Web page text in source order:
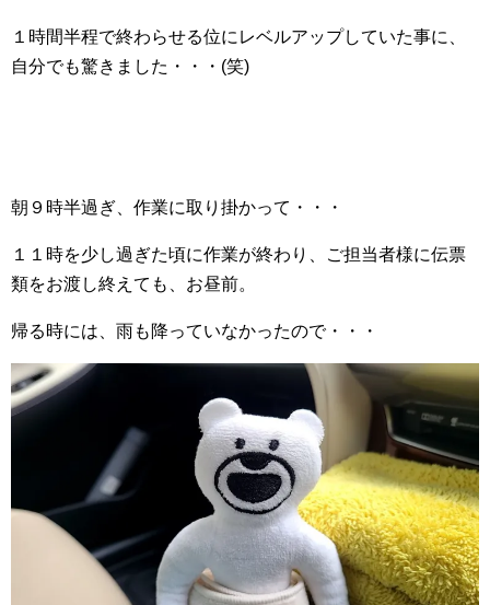
１時間半程で終わらせる位にレベルアップしていた事に、
自分でも驚きました・・・(笑)
朝９時半過ぎ、作業に取り掛かって・・・
１１時を少し過ぎた頃に作業が終わり、ご担当者様に伝票
類をお渡し終えても、お昼前。
帰る時には、雨も降っていなかったので・・・